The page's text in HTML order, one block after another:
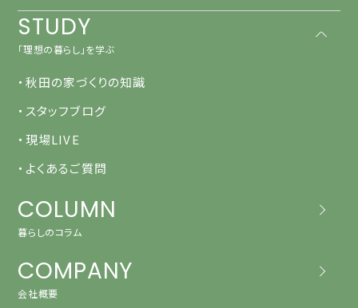
STUDY
「理想の暮らし」を学ぶ
・秋田の家づくりの知識
・スタッフブログ
・現場LIVE
・よくあるご質問
COLUMN
暮らしのコラム
COMPANY
会社概要